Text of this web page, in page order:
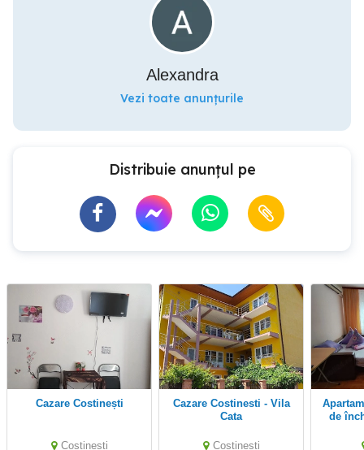
Alexandra
Vezi toate anunțurile
Distribuie anunțul pe
Cazare Costinești
Costinesti
Cazare Costinesti - Vila
Cata
Costinesti
Apartament cu 2 camere
de